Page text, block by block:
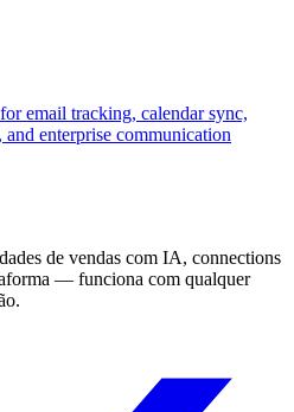
email tracking, calendar sync,
enterprise communication
de vendas com IA, connections
— funciona com qualquer